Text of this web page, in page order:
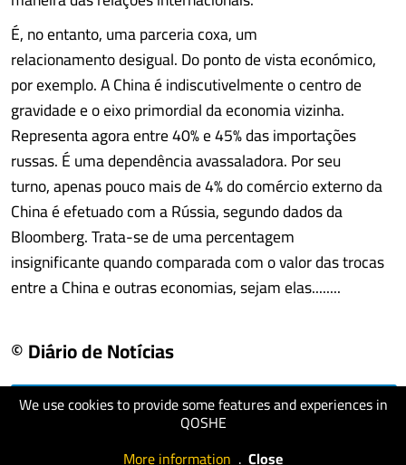
We use cookies to provide some features and experiences in
QOSHE
More information . Close
É, no entanto, uma parceria coxa, um
relacionamento desigual. Do ponto de vista económico,
por exemplo. A China é indiscutivelmente o centro de
gravidade e o eixo primordial da economia vizinha.
Representa agora entre 40% e 45% das importações
russas. É uma dependência avassaladora. Por seu
turno, apenas pouco mais de 4% do comércio externo da
China é efetuado com a Rússia, segundo dados da
Bloomberg. Trata-se de uma percentagem
insignificante quando comparada com o valor das trocas
entre a China e outras economias, sejam elas........
© Diário de Notícias
visit website